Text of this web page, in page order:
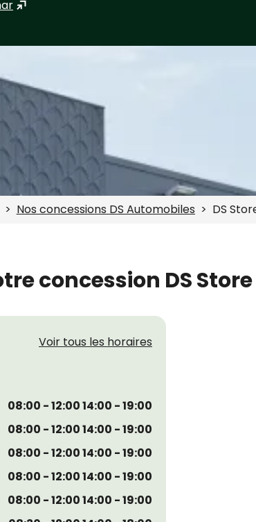
Nos concessions DS Automobiles DS
concession DS
Voir tous les horaires
08:00 - 12:00 14:00 - 19:00
08:00 - 12:00 14:00 - 19:00
08:00 - 12:00 14:00 - 19:00
08:00 - 12:00 14:00 - 19:00
08:00 - 12:00 14:00 - 19:00